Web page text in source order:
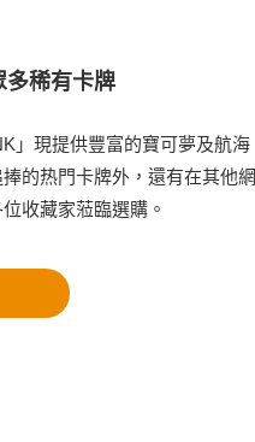
多稀有卡牌
」現提供豐富的寶可夢及航海
的热門卡牌外，還有在其他網
收藏家蒞臨選購。